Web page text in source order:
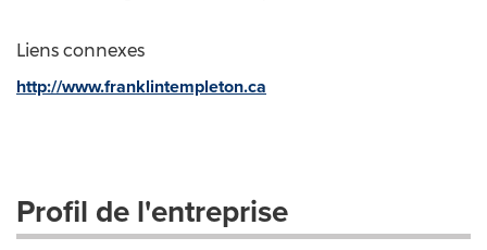
Liens connexes
http://www.franklintempleton.ca
Profil de l'entreprise